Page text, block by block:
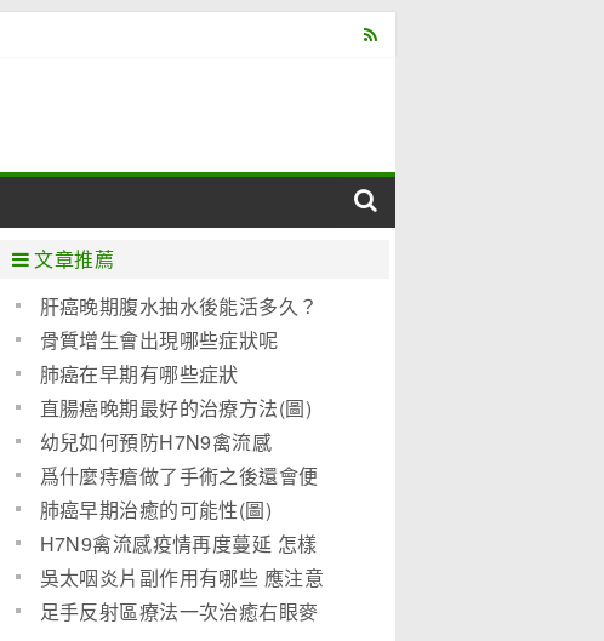
肝病
泌尿科
心血管
口腔科
文章推薦
肝癌晚期腹水抽水後能活多久？
骨質增生會出現哪些症狀呢
肺癌在早期有哪些症狀
直腸癌晚期最好的治療方法(圖)
幼兒如何預防H7N9禽流感
爲什麼痔瘡做了手術之後還會便
血呢？
肺癌早期治癒的可能性(圖)
H7N9禽流感疫情再度蔓延 怎樣
預防是關鍵!(圖)
吳太咽炎片副作用有哪些 應注意
些什麼
足手反射區療法一次治癒右眼麥